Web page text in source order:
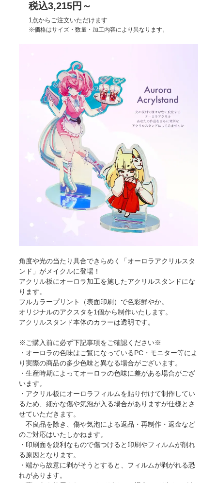
税込3,215円～
1点からご注文いただけます
※価格はサイズ・数量・加工内容により異なります。
角度や光の当たり具合できらめく「オーロラアクリルスタ
ンド」がメイクルに登場！
アクリル板にオーロラ加工を施したアクリルスタンドにな
ります。
フルカラープリント（表面印刷）で色彩鮮やか。
オリジナルのアクスタを1個から制作いたします。
アクリルスタンド本体のカラーは透明です。
※ご購入前に必ず下記事項をご確認ください※
・オーロラの色味はご覧になっているPC・モニター等によ
り実際の商品の多少色味と異なる場合がございます。
・生産時期によってオーロラの色味に差がある場合がござ
います。
・アクリル板にオーロラフィルムを貼り付けて制作してい
るため、細かな傷や気泡が入る場合がありますが仕様とさ
せていただきます。
不良品を除き、傷や気泡による返品・再制作・返金など
のご対応はいたしかねます。
・印刷面を鋭利なもので傷つけると印刷やフィルムが削れ
る原因となります。
・端から故意に剥がそうとすると、フィルムが剥がれる恐
れがあります。